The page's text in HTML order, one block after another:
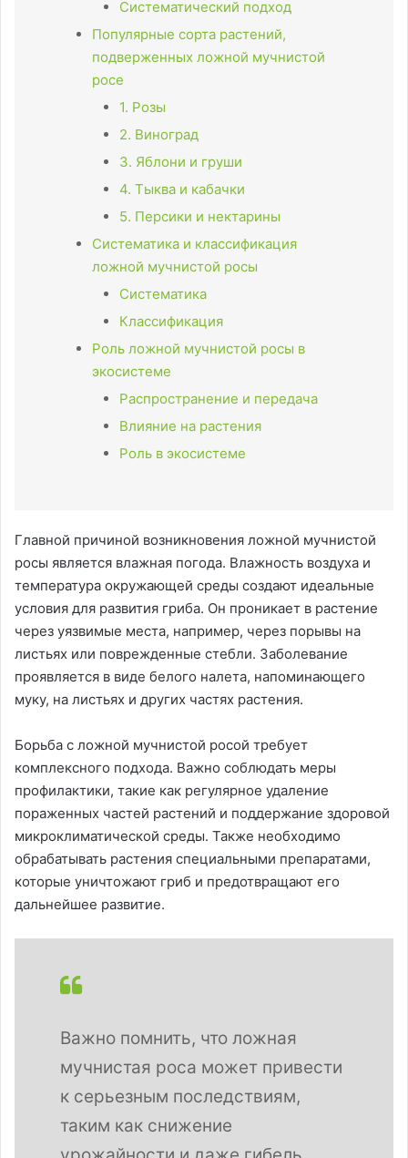
Систематический подход
Популярные сорта растений,
подверженных ложной мучнистой
росе
1. Розы
2. Виноград
3. Яблони и груши
4. Тыква и кабачки
5. Персики и нектарины
Систематика и классификация
ложной мучнистой росы
Систематика
Классификация
Роль ложной мучнистой росы в
экосистеме
Распространение и передача
Влияние на растения
Роль в экосистеме
Главной причиной возникновения ложной мучнистой
росы является влажная погода. Влажность воздуха и
температура окружающей среды создают идеальные
условия для развития гриба. Он проникает в растение
через уязвимые места, например, через порывы на
листьях или поврежденные стебли. Заболевание
проявляется в виде белого налета, напоминающего
муку, на листьях и других частях растения.
Борьба с ложной мучнистой росой требует
комплексного подхода. Важно соблюдать меры
профилактики, такие как регулярное удаление
пораженных частей растений и поддержание здоровой
микроклиматической среды. Также необходимо
обрабатывать растения специальными препаратами,
которые уничтожают гриб и предотвращают его
дальнейшее развитие.
Важно помнить, что ложная
мучнистая роса может привести
к серьезным последствиям,
таким как снижение